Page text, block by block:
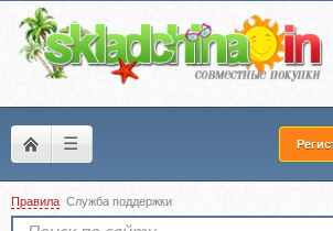
☰
Правила Служба поддержки